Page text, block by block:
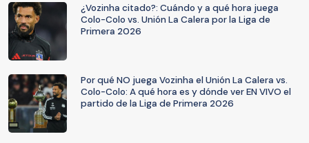
¿Vozinha citado?: Cuándo y a qué hora juega
Colo-Colo vs. Unión La Calera por la Liga de
Primera 2026
Por qué NO juega Vozinha el Unión La Calera vs.
Colo-Colo: A qué hora es y dónde ver EN VIVO el
partido de la Liga de Primera 2026